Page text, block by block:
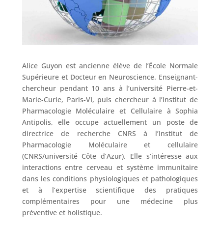
Alice Guyon est ancienne élève de l’École Normale
Supérieure et Docteur en Neuroscience. Enseignant-
chercheur pendant 10 ans à l’université Pierre-et-
Marie-Curie, Paris-VI, puis chercheur à l’Institut de
Pharmacologie Moléculaire et Cellulaire à Sophia
Antipolis, elle occupe actuellement un poste de
directrice de recherche CNRS à l’Institut de
Pharmacologie Moléculaire et cellulaire
(CNRS/université Côte d’Azur). Elle s’intéresse aux
interactions entre cerveau et système immunitaire
dans les conditions physiologiques et pathologiques
et à l’expertise scientifique des pratiques
complémentaires pour une médecine plus
préventive et holistique.